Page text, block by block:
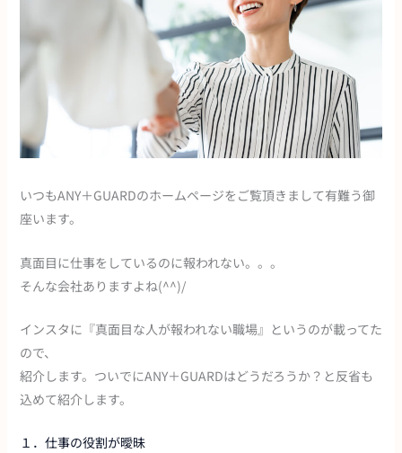
いつもANY＋GUARDのホームページをご覧頂きまして有難う御
座います。
真面目に仕事をしているのに報われない。。。
そんな会社ありますよね(^^)/
インスタに『真面目な人が報われない職場』というのが載ってた
ので、
紹介します。ついでにANY＋GUARDはどうだろうか？と反省も
込めて紹介します。
１．仕事の役割が曖昧